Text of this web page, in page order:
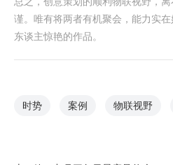
谨。唯有将两者有机聚会，能力实
东谈主惊艳的作品。
时势 案例 物联视野